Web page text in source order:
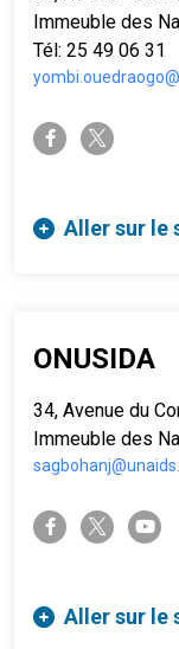
Immeuble des
Tél: 25 49 06 31
facebook-ftwitter-x
Aller sur le
ONUSIDA
34, Avenue du
Immeuble des
facebook-ftwitter-xyoutube
Aller sur le